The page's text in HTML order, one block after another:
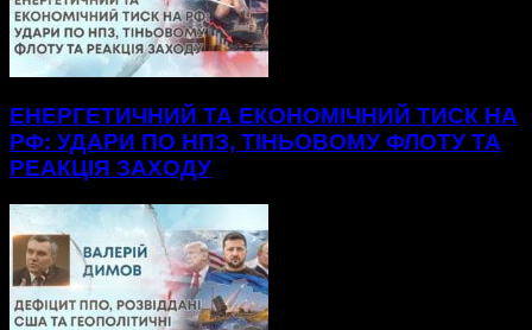
ЕНЕРГЕТИЧНИЙ ТА ЕКОНОМІЧНИЙ ТИСК НА
РФ: УДАРИ ПО НПЗ, ТІНЬОВОМУ ФЛОТУ ТА
РЕАКЦІЯ ЗАХОДУ